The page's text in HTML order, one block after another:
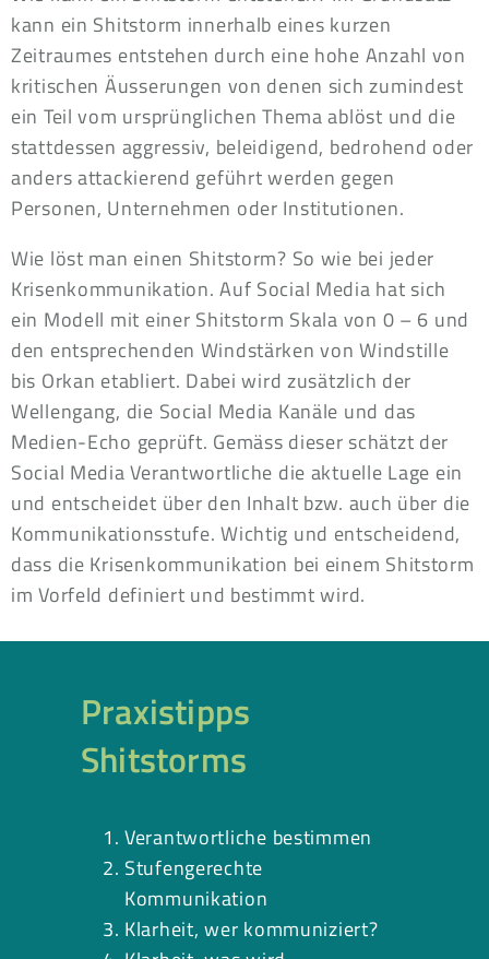
kann ein Shitstorm innerhalb eines kurzen
Zeitraumes entstehen durch eine hohe Anzahl von
kritischen Äusserungen von denen sich zumindest
ein Teil vom ursprünglichen Thema ablöst und die
stattdessen aggressiv, beleidigend, bedrohend oder
anders attackierend geführt werden gegen
Personen, Unternehmen oder Institutionen.
Wie löst man einen Shitstorm? So wie bei jeder
Krisenkommunikation. Auf Social Media hat sich
ein Modell mit einer Shitstorm Skala von 0 – 6 und
den entsprechenden Windstärken von Windstille
bis Orkan etabliert. Dabei wird zusätzlich der
Wellengang, die Social Media Kanäle und das
Medien-Echo geprüft. Gemäss dieser schätzt der
Social Media Verantwortliche die aktuelle Lage ein
und entscheidet über den Inhalt bzw. auch über die
Kommunikationsstufe. Wichtig und entscheidend,
dass die Krisenkommunikation bei einem Shitstorm
im Vorfeld definiert und bestimmt wird.
Praxistipps
Shitstorms
Verantwortliche bestimmen
Stufengerechte
Kommunikation
Klarheit, wer kommuniziert?